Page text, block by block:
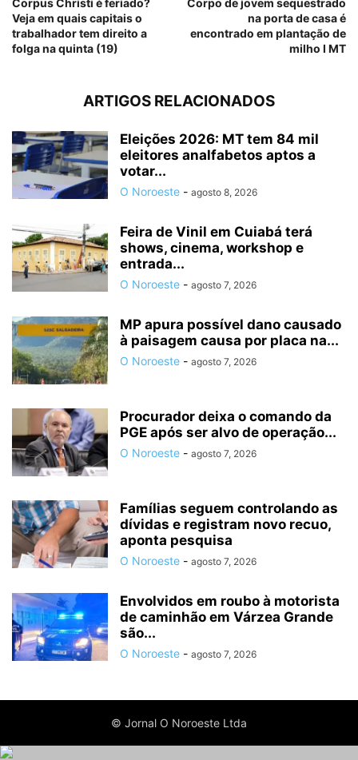
Corpus Christi é feriado?
Veja em quais capitais o
trabalhador tem direito a
folga na quinta (19)
Corpo de jovem sequestrado
na porta de casa é
encontrado em plantação de
milho I MT
ARTIGOS RELACIONADOS
Eleições 2026: MT tem 84 mil
eleitores analfabetos aptos a
votar...
O Noroeste - agosto 8, 2026
Feira de Vinil em Cuiabá terá
shows, cinema, workshop e
entrada...
O Noroeste - agosto 7, 2026
MP apura possível dano causado
à paisagem causa por placa na...
O Noroeste - agosto 7, 2026
Procurador deixa o comando da
PGE após ser alvo de operação...
O Noroeste - agosto 7, 2026
Famílias seguem controlando as
dívidas e registram novo recuo,
aponta pesquisa
O Noroeste - agosto 7, 2026
Envolvidos em roubo à motorista
de caminhão em Várzea Grande
são...
O Noroeste - agosto 7, 2026
© Jornal O Noroeste Ltda